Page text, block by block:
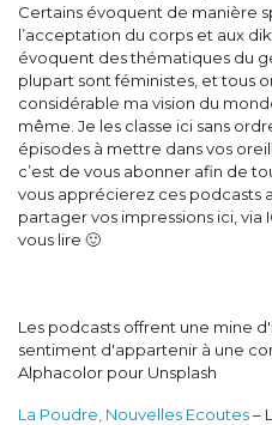
Certains évoquent de manière
l’acceptation du corps et aux
évoquent des thématiques du
plupart sont féministes, et tous
considérable ma vision du
même. Je les classe ici sans
épisodes à mettre dans vos
c’est de vous abonner afin de
vous apprécierez ces podcasts
partager vos impressions ici, via
vous lire 🙂
Les podcasts offrent une mine
sentiment d'appartenir à une
Alphacolor pour Unsplash
La Poudre, Nouvelles Ecoutes–